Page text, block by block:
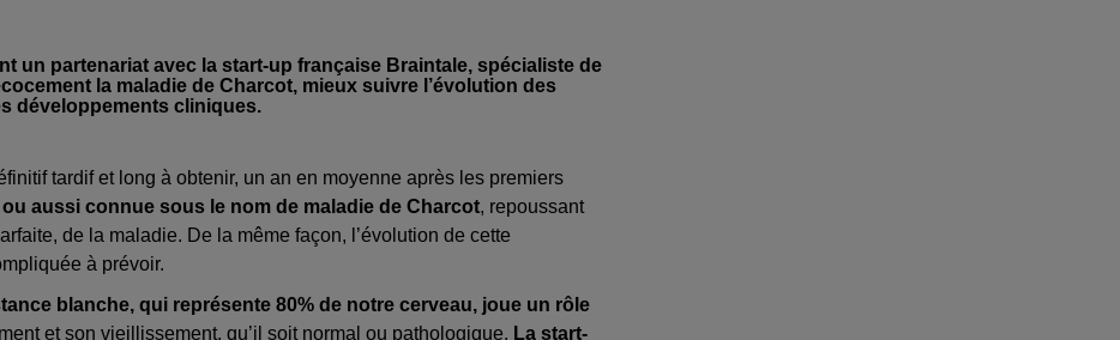
un partenariat avec la start-up française Braintale, spécialiste de
la maladie de Charcot, mieux suivre l’évolution des
développements cliniques.
tardif et long à obtenir, un an en moyenne après les premiers
aussi connue sous le nom de maladie de Charcot, repoussant
de la maladie. De la même façon, l’évolution de cette
à prévoir.
blanche, qui représente 80% de notre cerveau, joue un rôle
et son vieillissement, qu’il soit normal ou pathologique. La start-